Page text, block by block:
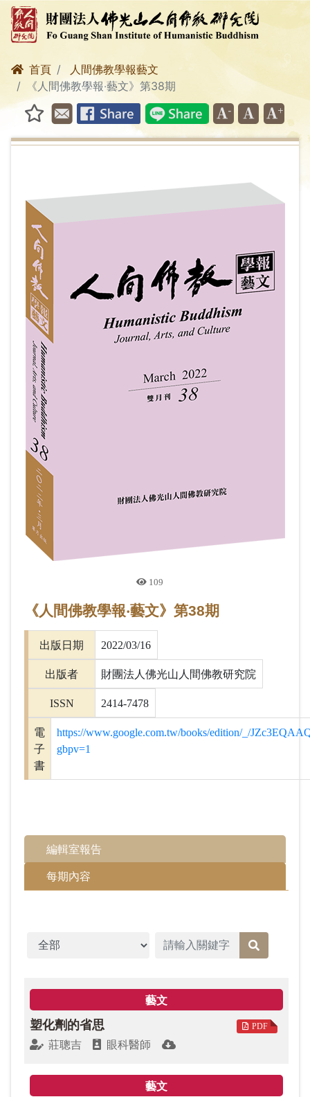
首頁
人間佛教學報藝文
《人間佛教學報‧藝文》第38期
109
《人間佛教學報‧藝文》第38期
出版日期 2022/03/16
出版者 財團法人佛光山人間佛教研究院
ISSN 2414-7478
電
子
書
https://www.google.com.tw/books/edition/_/
gbpv=1
編輯室報告
每期內容
春的開始，萬物復甦，草木萌芽，大自然充滿新活
力，我們也要帶著滿滿的正能量，迎接新一年的挑
論文版，「星雲大師全集」配合本院「人間佛教經典
十堂課」線上講座，本期選錄〈《成就的祕訣：金剛
文章分類
藝文
塑化劑的省思 PDF
莊聰吉 眼科醫師
藝文